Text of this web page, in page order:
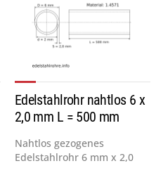
Edelstahlrohr nahtlos 6 x
2,0 mm L = 500 mm
Nahtlos gezogenes
Edelstahlrohr 6 mm x 2,0